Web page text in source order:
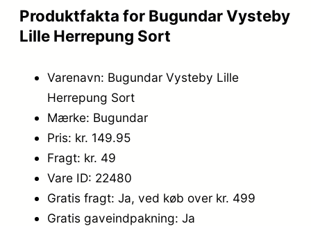
,
5
.
Produktfakta for Bugundar Vysteby
Lille Herrepung Sort
Varenavn: Bugundar Vysteby Lille
Herrepung Sort
Mærke: Bugundar
Pris: kr. 149.95
Fragt: kr. 49
Vare ID: 22480
Gratis fragt: Ja, ved køb over kr. 499
Gratis gaveindpakning: Ja